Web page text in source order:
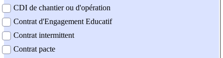
CDI de chantier ou d'opération
Contrat d'Engagement Educatif
Contrat intermittent
Contrat pacte